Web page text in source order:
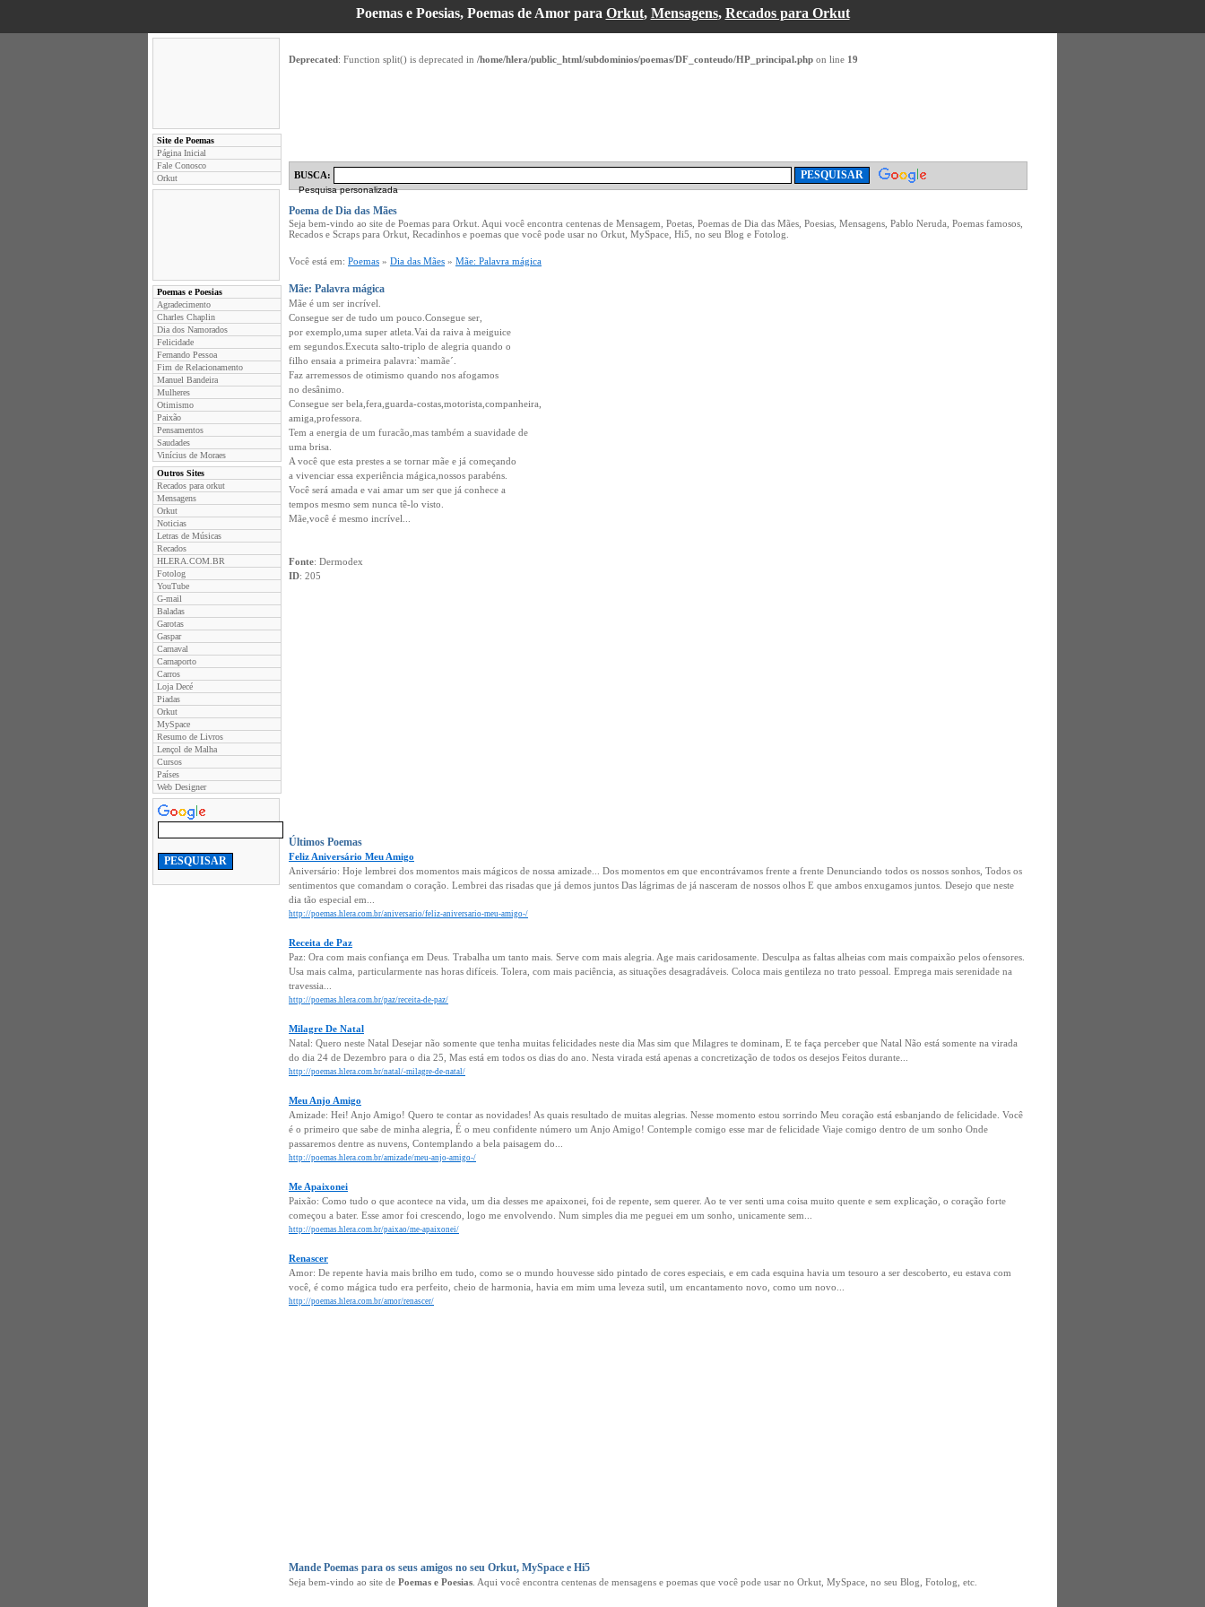
Poemas e Poesias, Poemas de Amor para Orkut, Mensagens, Recados para Orkut
Site de Poemas
Página Inicial
Fale Conosco
Orkut
Poemas e Poesias
Agradecimento
Charles Chaplin
Dia dos Namorados
Felicidade
Fernando Pessoa
Fim de Relacionamento
Manuel Bandeira
Mulheres
Otimismo
Paixão
Pensamentos
Saudades
Vinícius de Moraes
Outros Sites
Recados para orkut
Mensagens
Orkut
Noticias
Letras de Músicas
Recados
HLERA.COM.BR
Fotolog
YouTube
G-mail
Baladas
Garotas
Gaspar
Carnaval
Carnaporto
Carros
Loja Decé
Piadas
Orkut
MySpace
Resumo de Livros
Lençol de Malha
Cursos
Países
Web Designer
Deprecated: Function split() is deprecated in /home/hlera/public_html/subdominios/poemas/DF_conteudo/HP_principal.php on line 19
BUSCA:
Pesquisa personalizada
Poema de Dia das Mães
Seja bem-vindo ao site de Poemas para Orkut. Aqui você encontra centenas de Mensagem, Poetas, Poemas de Dia das Mães, Poesias, Mensagens, Pablo Neruda, Poemas famosos,
Recados e Scraps para Orkut, Recadinhos e poemas que você pode usar no Orkut, MySpace, Hi5, no seu Blog e Fotolog.
Você está em: Poemas » Dia das Mães » Mãe: Palavra mágica
Mãe: Palavra mágica
Mãe é um ser incrível.
Consegue ser de tudo um pouco.Consegue ser,
por exemplo,uma super atleta.Vai da raiva à meiguice
em segundos.Executa salto-triplo de alegria quando o
filho ensaia a primeira palavra:`mamãe´.
Faz arremessos de otimismo quando nos afogamos
no desânimo.
Consegue ser bela,fera,guarda-costas,motorista,companheira,
amiga,professora.
Tem a energia de um furacão,mas também a suavidade de
uma brisa.
A você que esta prestes a se tornar mãe e já começando
a vivenciar essa experiência mágica,nossos parabéns.
Você será amada e vai amar um ser que já conhece a
tempos mesmo sem nunca tê-lo visto.
Mãe,você é mesmo incrível...
Fonte: Dermodex
ID: 205
Últimos Poemas
Feliz Aniversário Meu Amigo
Aniversário: Hoje lembrei dos momentos mais mágicos de nossa amizade... Dos momentos em que encontrávamos frente a frente Denunciando todos os nossos sonhos, Todos os
sentimentos que comandam o coração. Lembrei das risadas que já demos juntos Das lágrimas de já nasceram de nossos olhos E que ambos enxugamos juntos. Desejo que neste
dia tão especial em...
http://poemas.hlera.com.br/aniversario/feliz-aniversario-meu-amigo-/
Receita de Paz
Paz: Ora com mais confiança em Deus. Trabalha um tanto mais. Serve com mais alegria. Age mais caridosamente. Desculpa as faltas alheias com mais compaixão pelos ofensores.
Usa mais calma, particularmente nas horas difíceis. Tolera, com mais paciência, as situações desagradáveis. Coloca mais gentileza no trato pessoal. Emprega mais serenidade na
travessia...
http://poemas.hlera.com.br/paz/receita-de-paz/
Milagre De Natal
Natal: Quero neste Natal Desejar não somente que tenha muitas felicidades neste dia Mas sim que Milagres te dominam, E te faça perceber que Natal Não está somente na virada
do dia 24 de Dezembro para o dia 25, Mas está em todos os dias do ano. Nesta virada está apenas a concretização de todos os desejos Feitos durante...
http://poemas.hlera.com.br/natal/-milagre-de-natal/
Meu Anjo Amigo
Amizade: Hei! Anjo Amigo! Quero te contar as novidades! As quais resultado de muitas alegrias. Nesse momento estou sorrindo Meu coração está esbanjando de felicidade. Você
é o primeiro que sabe de minha alegria, É o meu confidente número um Anjo Amigo! Contemple comigo esse mar de felicidade Viaje comigo dentro de um sonho Onde
passaremos dentre as nuvens, Contemplando a bela paisagem do...
http://poemas.hlera.com.br/amizade/meu-anjo-amigo-/
Me Apaixonei
Paixão: Como tudo o que acontece na vida, um dia desses me apaixonei, foi de repente, sem querer. Ao te ver senti uma coisa muito quente e sem explicação, o coração forte
começou a bater. Esse amor foi crescendo, logo me envolvendo. Num simples dia me peguei em um sonho, unicamente sem...
http://poemas.hlera.com.br/paixao/me-apaixonei/
Renascer
Amor: De repente havia mais brilho em tudo, como se o mundo houvesse sido pintado de cores especiais, e em cada esquina havia um tesouro a ser descoberto, eu estava com
você, é como mágica tudo era perfeito, cheio de harmonia, havia em mim uma leveza sutil, um encantamento novo, como um novo...
http://poemas.hlera.com.br/amor/renascer/
Mande Poemas para os seus amigos no seu Orkut, MySpace e Hi5
Seja bem-vindo ao site de Poemas e Poesias . Aqui você encontra centenas de mensagens e poemas que você pode usar no Orkut, MySpace, no seu Blog, Fotolog, etc.